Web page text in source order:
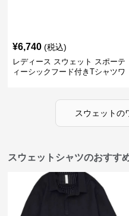
¥6,740 (税込)
レディース スウェット スポーテ
ィーシックフード付きTシャツワ
スウェットの
スウェットシャツのおすす